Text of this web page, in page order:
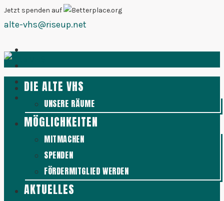
Zum
Inhalt
Jetzt spenden auf
alte-vhs@riseup.net
DIE ALTE VHS
UNSERE RÄUME
MÖGLICHKEITEN
MITMACHEN
SPENDEN
FÖRDERMITGLIED WERDEN
AKTUELLES